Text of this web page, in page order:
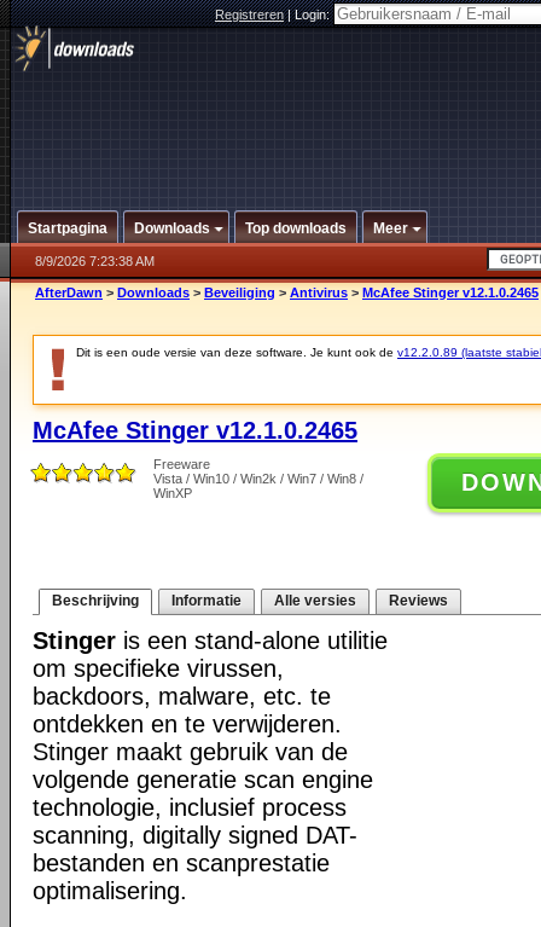
Registreren|Login:
Startpagina Downloads Top downloads Meer
8/9/2026 7:23:38 AM
AfterDawn > Downloads > Beveiliging > Antivirus > McAfee Stinger v12.1.0.2465
Dit is een oude versie van deze software. Je kunt ook de v12.2.0.89 (laatste
McAfee Stinger v12.1.0.2465
Freeware
Vista / Win10 / Win2k / Win7 / Win8 /
WinXP
Beschrijving Informatie Alle versies Reviews
Stinger is een stand-alone utilitie
om specifieke virussen,
backdoors, malware, etc. te
ontdekken en te verwijderen.
Stinger maakt gebruik van de
volgende generatie scan engine
technologie, inclusief process
scanning, digitally signed DAT-
bestanden en scanprestatie
optimalisering.